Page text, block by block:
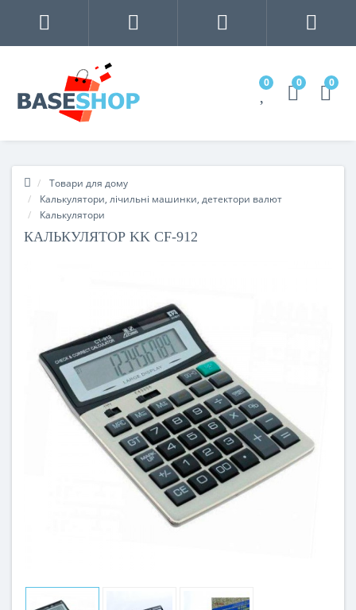
0 0 0
Товари для дому
Калькулятори, лічильні машинки, детектори валют
Калькулятори
КАЛЬКУЛЯТОР KK CF-912